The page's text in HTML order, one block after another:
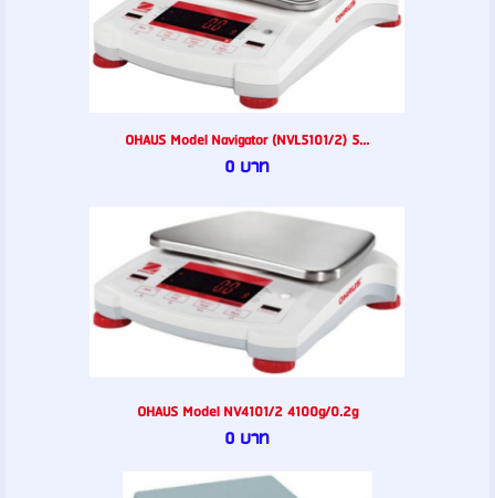
OHAUS Model Navigator (NVL5101/2) 5...
0 บาท
OHAUS Model NV4101/2 4100g/0.2g
0 บาท